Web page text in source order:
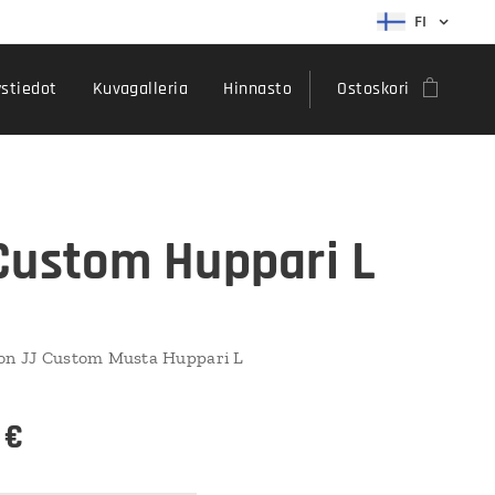
FI
Kuvagalleria Hinnasto Ostoskori
Huppari L
JJ Custom Musta Huppari L
€